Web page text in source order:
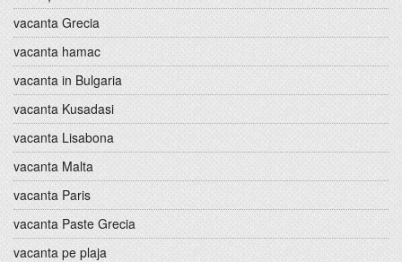
vacanta Grecia
vacanta hamac
vacanta in Bulgaria
vacanta Kusadasi
vacanta Lisabona
vacanta Malta
vacanta Paris
vacanta Paste Grecia
vacanta pe plaja